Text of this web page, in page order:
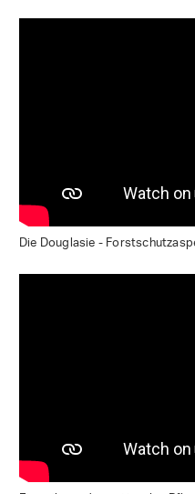
Die Douglasie -